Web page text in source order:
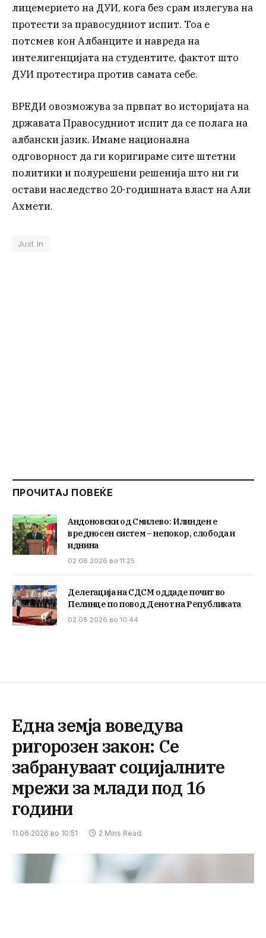
лицемерието на ДУИ, кога без срам излегува на
протести за правосудниот испит. Тоа е
потсмев кон Албанците и навреда на
интелигенцијата на студентите, фактот што
ДУИ протестира против самата себе.
ВРЕДИ овозможува за првпат во историјата на
државата Правосудниот испит да се полага на
албански јазик. Имаме национална
одговорност да ги коригираме сите штетни
политики и полурешени решенија што ни ги
остави наследство 20-годишната власт на Али
Ахмети.
Just In
ПРОЧИТАЈ ПОВЕЌЕ
Андоновски од Смилево: Илинден е
вредносен систем – непокор, слобода и
иднина
02.08.2026 во 11:25
Делегација на СДСМ оддаде почит во
Пелинце по повод Денот на Републиката
02.08.2026 во 10:44
Една земја воведува
ригорозен закон: Се
забрануваат социјалните
мрежи за млади под 16
години
11.06.2026 во 10:51 2 Mins Read